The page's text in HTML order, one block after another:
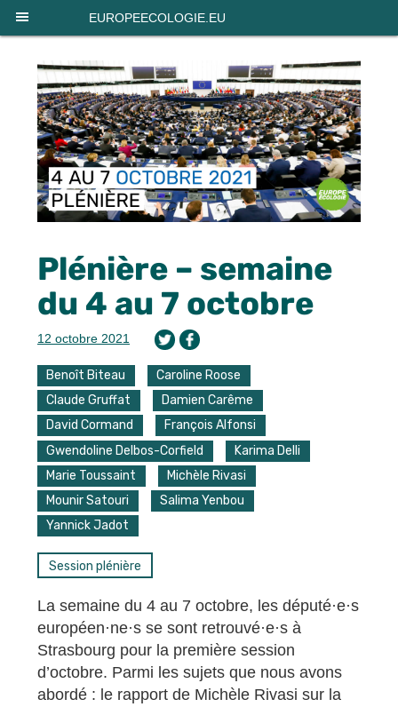
EUROPEECOLOGIE.EU
Plénière – semaine
du 4 au 7 octobre
12 octobre 2021
Benoît Biteau
Caroline Roose
Claude Gruffat
Damien Carême
David Cormand
François Alfonsi
Gwendoline Delbos-Corfield
Karima Delli
Marie Toussaint
Michèle Rivasi
Mounir Satouri
Salima Yenbou
Yannick Jadot
Session plénière
La semaine du 4 au 7 octobre, les député·e·s
européen·ne·s se sont retrouvé·e·s à
Strasbourg pour la première session
d’octobre. Parmi les sujets que nous avons
abordé : le rapport de Michèle Rivasi sur la